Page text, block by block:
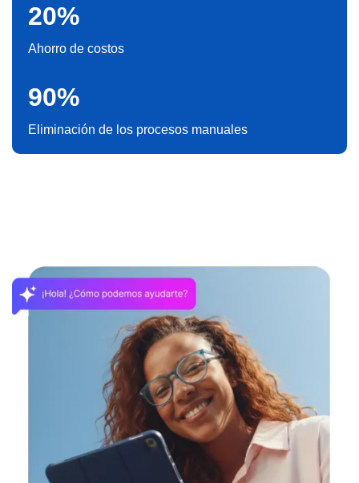
20%
Ahorro de costos
90%
Eliminación de los procesos manuales